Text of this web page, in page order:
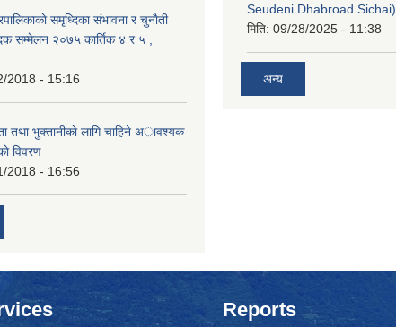
समृध्दिका संभावना र चुनाैती
सम्मेलन २०७५ कार्तिक ४ र ५ ,
2018 - 15:16
तथा भुक्तानीकाे लागि चाहिने अावश्यक
विवरण
2018 - 16:56
Seudeni Dhabroad Sichai)
मिति: 09/28/2025 - 11:38
अन्य
Reports